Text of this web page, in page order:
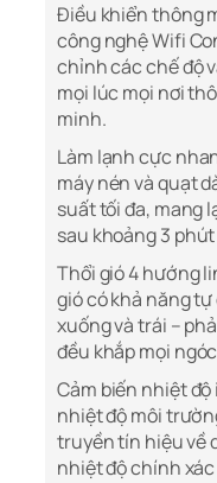
Điều khiển thông
công nghệ Wifi
chỉnh các chế độ
mọi lúc mọi nơi
minh.
Làm lạnh cực
máy nén và quạt
suất tối đa, mang
sau khoảng 3
Thổi gió 4 hướng
gió có khả năng
xuống và trái –
đều khắp mọi
Cảm biến nhiệt độ
nhiệt độ môi
truyền tín hiệu về
nhiệt độ chính